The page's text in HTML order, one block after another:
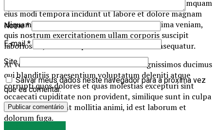
sit amet, consectetur, adipisci velit, sed quia non numquam
eius modi tempora incidunt ut labore et dolore magnam
aliquam quaerat voluptatem. Ut enim ad minima veniam,
quis nostrum exercitationem ullam corporis suscipit
laboriosam, nisi ut aliquid ex ea commodi consequatur.
At vero eos et accusamus et iusto odio dignissimos ducimus
qui blanditiis praesentium voluptatum deleniti atque
corrupti quos dolores et quas molestias excepturi sint
occaecati cupiditate non provident, similique sunt in culpa
qui officia deserunt mollitia animi, id est laborum et
dolorum fuga.
Nome*
E-mail*
Site
Salvar meus dados neste navegador para a próxima vez
que eu comentar.